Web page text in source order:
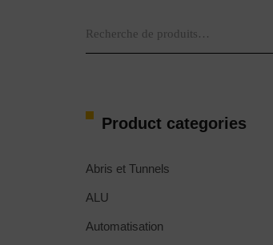
Product categories
Abris et Tunnels
ALU
Automatisation